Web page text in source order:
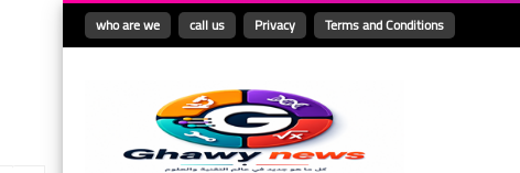
who are we call us Privacy Terms and Conditions